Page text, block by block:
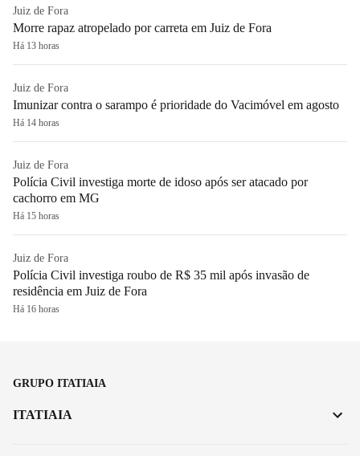
Juiz de Fora
Morre rapaz atropelado por carreta em Juiz de Fora
Há 13 horas
Juiz de Fora
Imunizar contra o sarampo é prioridade do Vacimóvel em agosto
Há 14 horas
Juiz de Fora
Polícia Civil investiga morte de idoso após ser atacado por
cachorro em MG
Há 15 horas
Juiz de Fora
Polícia Civil investiga roubo de R$ 35 mil após invasão de
residência em Juiz de Fora
Há 16 horas
GRUPO ITATIAIA
ITATIAIA